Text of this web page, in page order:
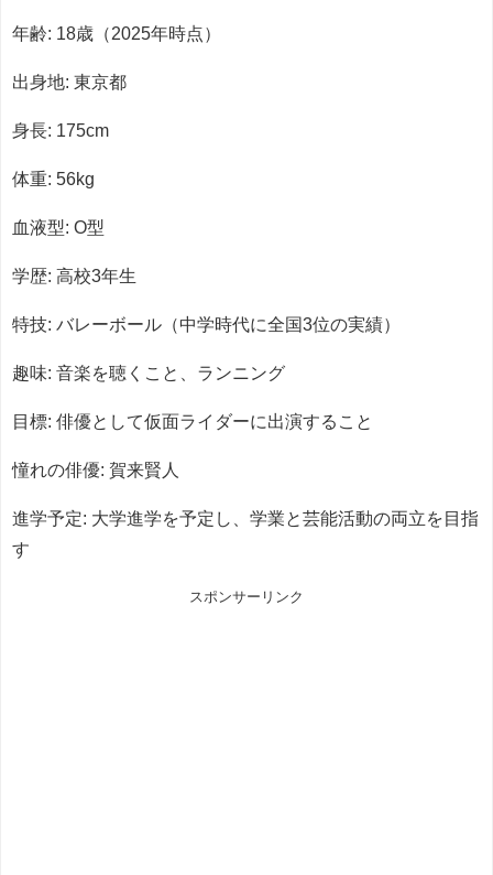
年齢: 18歳（2025年時点）
出身地: 東京都
身長: 175cm
体重: 56kg
血液型: O型
学歴: 高校3年生
特技: バレーボール（中学時代に全国3位の実績）
趣味: 音楽を聴くこと、ランニング
目標: 俳優として仮面ライダーに出演すること
憧れの俳優: 賀来賢人
進学予定: 大学進学を予定し、学業と芸能活動の両立を目指
す
スポンサーリンク